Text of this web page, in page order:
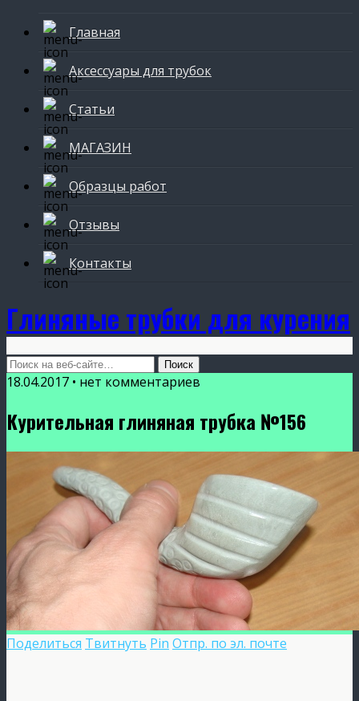
Главная
Аксессуары для трубок
Статьи
МАГАЗИН
Образцы работ
Отзывы
Контакты
Глиняные трубки для курения
18.04.2017 • нет комментариев
Курительная глиняная трубка №156
Поделиться Твитнуть Pin Отпр. по эл. почте